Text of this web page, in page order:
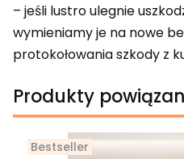
– jeśli lustro ulegnie
wymieniamy je na nowe
protokołowania szkody z
Produkty
Bestseller